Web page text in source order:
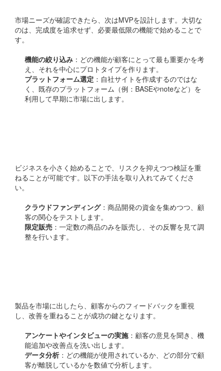
市場ニーズが確認できたら、次はMVPを設計します。大切な
のは、完成度を追求せず、必要最低限の機能で始めることで
す。
機能の絞り込み ：どの機能が顧客にとって最も重要かを考
え、それを中心にプロトタイプを作ります。
プラットフォーム選定 ：自社サイトを作成するのではな
く、既存のプラットフォーム（例：BASEやnoteなど）を
利用して早期に市場に出します。
ビジネスを小さく始めることで、リスクを抑えつつ検証を重
ねることが可能です。以下の手法を取り入れてみてくださ
い。
クラウドファンディング：商品開発の資金を集めつつ、顧
客の関心をテストします。
限定販売 ：一定数の商品のみを販売し、その反響を見て調
整を行います。
製品を市場に出したら、顧客からのフィードバックを重視
し、改善を重ねることが成功の鍵となります。
アンケートやインタビューの実施：顧客の意見を聞き、機
能追加や改善点を洗い出します。
データ分析 ：どの機能が使用されているか、どの部分で顧
客が離脱しているかを数値で分析します。